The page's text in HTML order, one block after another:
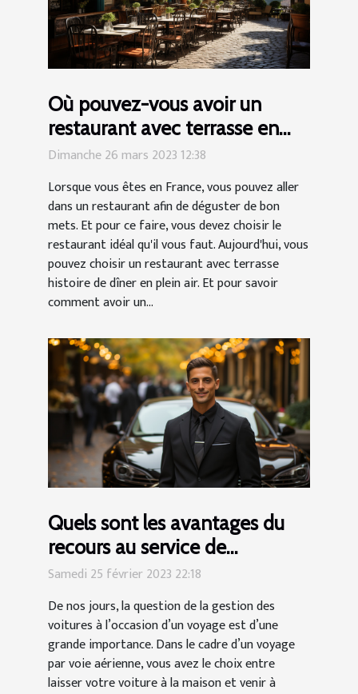
Où pouvez-vous avoir un
restaurant avec terrasse en
France ?
Dimanche 26 mars 2023 12:38
Lorsque vous êtes en France, vous pouvez aller
dans un restaurant afin de déguster de bon
mets. Et pour ce faire, vous devez choisir le
restaurant idéal qu'il vous faut. Aujourd'hui, vous
pouvez choisir un restaurant avec terrasse
histoire de dîner en plein air. Et pour savoir
comment avoir un...
Quels sont les avantages du
recours au service de
voiturier ?
Samedi 25 février 2023 22:18
De nos jours, la question de la gestion des
voitures à l’occasion d’un voyage est d’une
grande importance. Dans le cadre d’un voyage
par voie aérienne, vous avez le choix entre
laisser votre voiture à la maison et venir à